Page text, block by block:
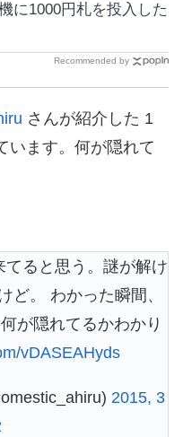
に1000円札を投入した
Recommended by
さんが紹介した 1
います。何が隠れて
ると思う。謎が解け
ど。 わかった瞬間、
が隠れてるかわかり
vDASEAHyds
2015, 3